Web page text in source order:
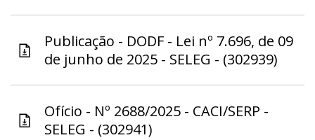
Publicação - DODF - Lei nº 7.696, de 09
de junho de 2025 - SELEG - (302939)
Ofício - Nº 2688/2025 - CACI/SERP -
SELEG - (302941)